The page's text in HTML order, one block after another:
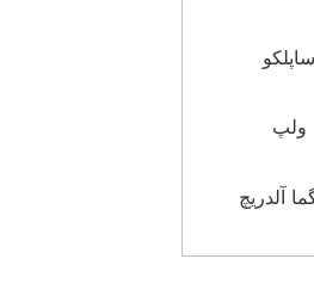
ساپلکو
ولپ
آلدریچ